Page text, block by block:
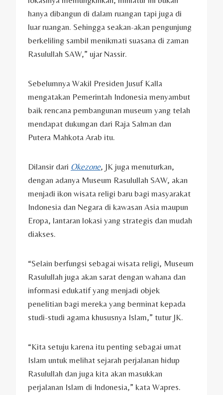
hanya dibangun di dalam ruangan tapi juga di
luar ruangan. Sehingga seakan-akan pengunjung
berkeliling sambil menikmati suasana di zaman
Rasulullah SAW,” ujar Nassir.
Sebelumnya Wakil Presiden Jusuf Kalla
mengatakan Pemerintah Indonesia menyambut
baik rencana pembangunan museum yang telah
mendapat dukungan dari Raja Salman dan
Putera Mahkota Arab itu.
Dilansir dari Okezone, JK juga menuturkan,
dengan adanya Museum Rasulullah SAW, akan
menjadi ikon wisata religi baru bagi masyarakat
Indonesia dan Negara di kawasan Asia maupun
Eropa, lantaran lokasi yang strategis dan mudah
diakses.
“Selain berfungsi sebagai wisata religi, Museum
Rasulullah juga akan sarat dengan wahana dan
informasi edukatif yang menjadi objek
penelitian bagi mereka yang berminat kepada
studi-studi agama khususnya Islam,” tutur JK.
“Kita setuju karena itu penting sebagai umat
Islam untuk melihat sejarah perjalanan hidup
Rasulullah dan juga kita akan masukkan
perjalanan Islam di Indonesia,” kata Wapres.